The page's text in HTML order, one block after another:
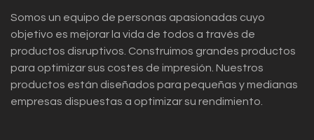
Somos un equipo de personas apasionadas cuyo
objetivo es mejorar la vida de todos a través de
productos disruptivos. Construimos grandes productos
para optimizar sus costes de impresión. Nuestros
productos están diseñados para pequeñas y medianas
empresas dispuestas a optimizar su rendimiento.